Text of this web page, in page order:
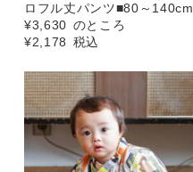
ロフル丈パンツ■80～140cm
¥3,630 のところ
¥2,178 税込